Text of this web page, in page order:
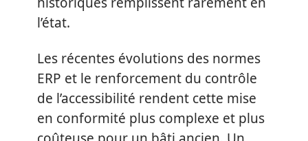
l’état.
Les récentes évolutions des normes
ERP et le renforcement du contrôle
de l’accessibilité rendent cette mise
en conformité plus complexe et plus